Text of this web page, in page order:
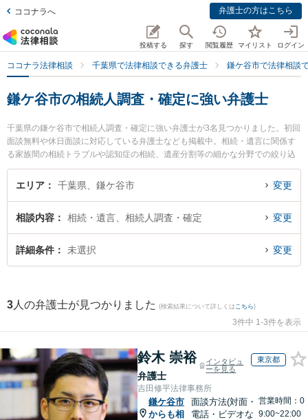
ココナラへ 弁護士の方はこちら
投稿する 探す 閲覧履歴 マイリスト ログイン
ココナラ法律相談 千葉県で法律相談できる弁護士 鎌ケ谷市で法律相談
鎌ケ谷市の相続人調査・確定に強い弁護士
千葉県の鎌ケ谷市で相続人調査・確定に強い弁護士が3名見つかりました。初回
面談無料や休日面談に対応している弁護士なども掲載中。相続・遺言に関係す
る家族間の相続トラブルや認知症の相続、遺産分割等の細かな分野での絞り込
み検索もでき便利です。特にかまがや総合法律事務所の奧村 裕子弁護士やかま
がや総合法律事務所の新川 雄斗弁護士、かまがや総合法律事務所の塚谷 祐貴弁
相談したい』『相続人調査・確定のトラブル解決の実績豊富な近くの弁護士を
検索したい』『初回相談無料で相続人調査・確定を法律相談できる鎌ケ谷市内
の弁護士に相談予約したい』などでお困りの相談者さんにおすすめです。
エリア 千葉県、鎌ケ谷市 変更
相談内容 相続・遺言、相続人調査・確定 変更
詳細条件 未選択 変更
3 人の弁護士が見つかりました (検索結果について詳しくは こちら)
3件中 1-3件を表示
鈴木 崇裕
弁護士
インタビュ
ーを見る
東京都
吉田修平法律事務所
鎌ケ谷市
からも相
面談方法(対面・
電話・ビデオな
営業時間：0
9:00~22:00